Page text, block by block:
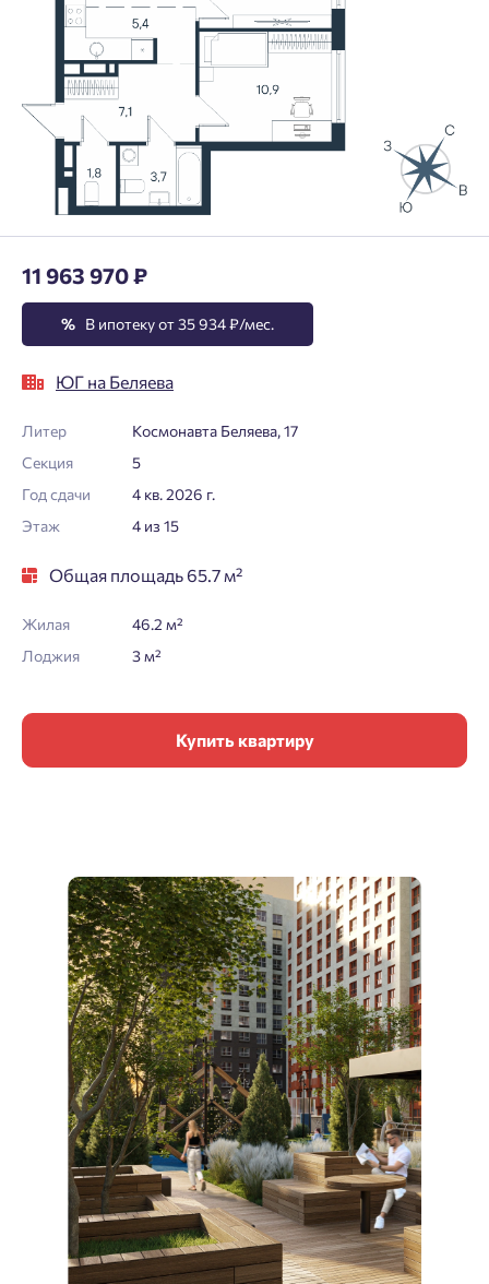
11 963 970 ₽
% В ипотеку от 35 934 ₽/мес.
ЮГ на Беляева
Литер
Космонавта Беляева, 17
Секция
5
Год сдачи
4 кв. 2026 г.
Этаж
4 из 15
Общая площадь 65.7 м²
Жилая
46.2 м²
Лоджия
3 м²
Купить квартиру